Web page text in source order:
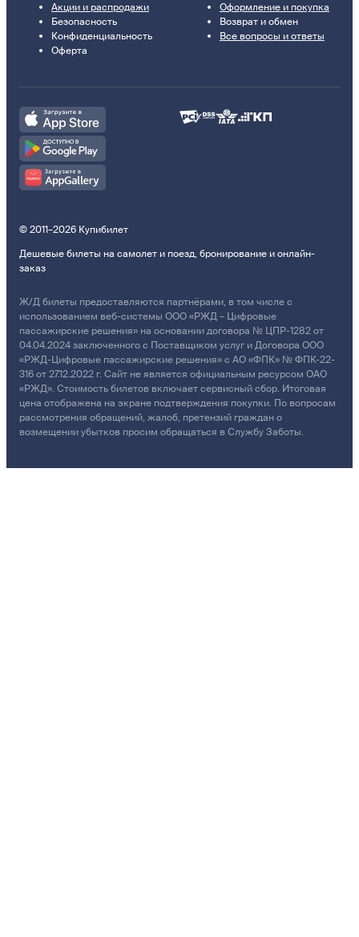
Акции и распродажи
Безопасность
Конфиденциальность
Оферта
Оформление и покупка
Возврат и обмен
Все вопросы и ответы
© 2011–2026 Купибилет
Дешевые билеты на самолет и поезд, бронирование и онлайн-
заказ
Ж/Д билеты предоставляются партнёрами, в том числе с
использованием веб-системы ООО «РЖД – Цифровые
пассажирские решения» на основании договора № ЦПР-1282 от
04.04.2024 заключенного с Поставщиком услуг и Договора ООО
«РЖД-Цифровые пассажирские решения» с АО «ФПК» № ФПК-22-
316 от 27.12.2022 г. Сайт не является официальным ресурсом ОАО
«РЖД». Стоимость билетов включает сервисный сбор. Итоговая
цена отображена на экране подтверждения покупки. По вопросам
рассмотрения обращений, жалоб, претензий граждан о
возмещении убытков просим обращаться в Службу Заботы.